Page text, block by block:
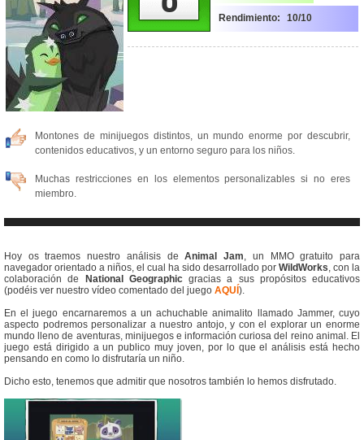
Rendimiento: 10/10
Montones de minijuegos distintos, un mundo enorme por descubrir,
contenidos educativos, y un entorno seguro para los niños.
Muchas restricciones en los elementos personalizables si no eres
miembro.
Hoy os traemos nuestro análisis deAnimal Jam, un MMO gratuito para
navegador orientado a niños, el cual ha sido desarrollado por WildWorks, con la
colaboración de National Geographicgracias a sus propósitos educativos
(podéis ver nuestro vídeo comentado del juego AQUÍ ).
En el juego encarnaremos a un achuchable animalito llamado Jammer, cuyo
aspecto podremos personalizar a nuestro antojo, y con el explorar un enorme
mundo lleno de aventuras, minijuegos e información curiosa del reino animal. El
juego está dirigido a un publico muy joven, por lo que el análisis está hecho
pensando en como lo disfrutaría un niño.
Dicho esto, tenemos que admitir que nosotros también lo hemos disfrutado.